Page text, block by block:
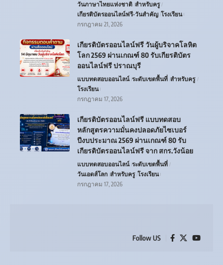
วันภาษาไทยแห่งชาติ สำหรับครู
เกียรติบัตรออนไลน์ฟรี-วันสำคัญ โรงเรียน
กรกฎาคม 21, 2026
เกียรติบัตรออนไลน์ฟรี วันผู้บริจาคโลหิต
โลก 2569 ผ่านเกณฑ์ 80 รับเกียรติบัตร
ออนไลน์ฟรี ปราณบุรี
แบบทดสอบออนไลน์ ระดับเขตพื้นที่ สำหรับครู
โรงเรียน
กรกฎาคม 17, 2026
เกียรติบัตรออนไลน์ฟรี แบบทดสอบ
หลักสูตรความมั่นคงปลอดภัยไซเบอร์
ปีงบประมาณ 2569 ผ่านเกณฑ์ 80 รับ
เกียรติบัตรออนไลน์ฟรี จาก สกร.วังน้อย
แบบทดสอบออนไลน์ ระดับเขตพื้นที่
วันเอดส์โลก สำหรับครู โรงเรียน
กรกฎาคม 17, 2026
Follow US